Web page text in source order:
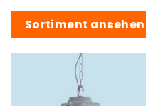
Sortiment ansehen